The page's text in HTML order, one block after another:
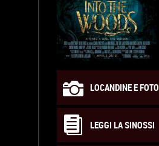
LOCANDINE E FOTO
LEGGI LA SINOSSI